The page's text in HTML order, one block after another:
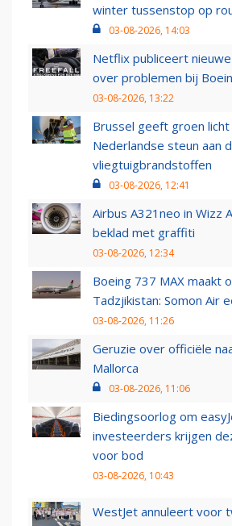
winter tussenstop op
03-08-2026, 14:03
Netflix publiceert
over problemen bij
03-08-2026, 13:22
Brussel geeft groen
Nederlandse steun aan
vliegtuigbrandstoffen
03-08-2026, 12:41
Airbus A321neo in Wizz
beklad met graffiti
03-08-2026, 12:34
Boeing 737 MAX maakt
Tadzjikistan: Somon Air
03-08-2026, 11:26
Geruzie over officiële
Mallorca
03-08-2026, 11:06
Biedingsoorlog om
investeerders krijgen
voor bod
03-08-2026, 10:43
WestJet annuleert voor